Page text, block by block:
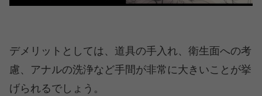
デメリットとしては、道具の手入れ、衛生面への考
慮、アナルの洗浄など手間が非常に大きいことが挙
げられるでしょう。